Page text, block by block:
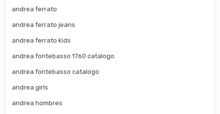
andrea ferrato
andrea ferrato jeans
andrea ferrato kids
andrea fontebasso 1760 catalogo
andrea fontebasso catalogo
andrea girls
andrea hombres